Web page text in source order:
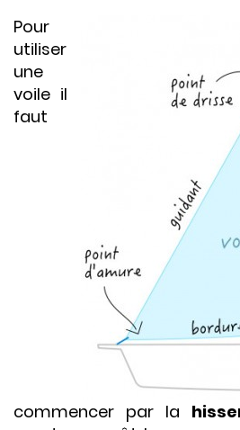
Pour
utiliser
une
voile il
faut
commencer par la